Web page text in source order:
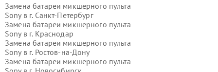
Замена батареи микшерного пульта
Sony в г. Санкт-Петербург
Замена батареи микшерного пульта
Sony в г. Краснодар
Замена батареи микшерного пульта
Sony в г. Ростов-на-Дону
Замена батареи микшерного пульта